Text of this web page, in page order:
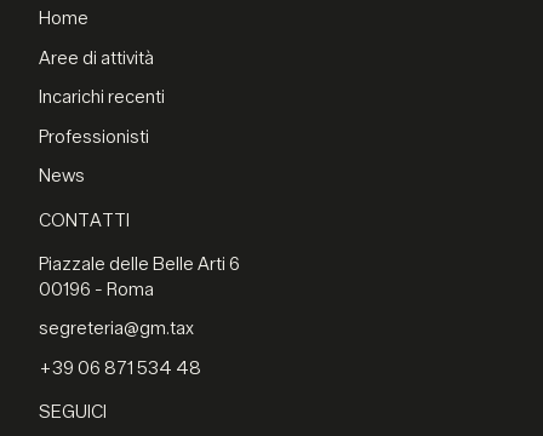
Home
Aree di attività
Incarichi recenti
Professionisti
News
CONTATTI
Piazzale delle Belle Arti 6
00196 - Roma
segreteria@gm.tax
+39 06 871 534 48
SEGUICI